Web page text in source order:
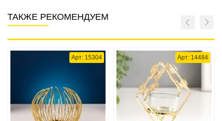
ТАКЖЕ РЕКОМЕНДУЕМ
Арт: 15304 Арт: 14484